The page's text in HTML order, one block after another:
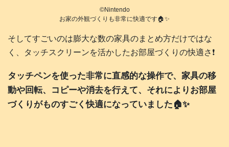
©️Nintendo
お家の外観づくりも非常に快適です🏠️✨
そしてすごいのは膨大な数の家具のまとめ方だけではな
く、タッチスクリーンを活かしたお部屋づくりの快適さ❗️
タッチペンを使った非常に直感的な操作で、家具の移
動や回転、コピーや消去を行えて、それによりお部屋
づくりがものすごく快適になっていました🏠️✨